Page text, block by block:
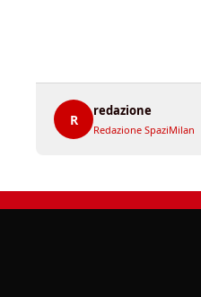
R
redazione
Redazione SpaziMilan